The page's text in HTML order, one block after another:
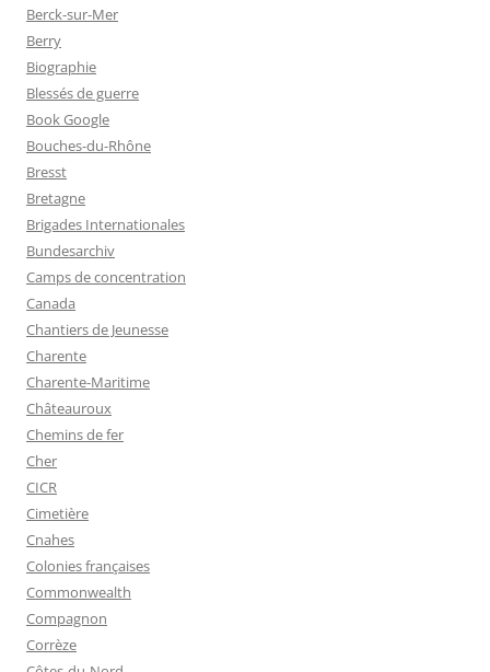
Berck-sur-Mer
Berry
Biographie
Blessés de guerre
Book Google
Bouches-du-Rhône
Bresst
Bretagne
Brigades Internationales
Bundesarchiv
Camps de concentration
Canada
Chantiers de Jeunesse
Charente
Charente-Maritime
Châteauroux
Chemins de fer
Cher
CICR
Cimetière
Cnahes
Colonies françaises
Commonwealth
Compagnon
Corrèze